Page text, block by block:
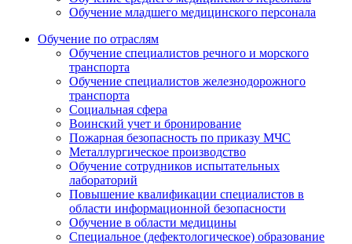
Обучение младшего медицинского персонала
Обучение по отраслям
Обучение специалистов речного и морского
транспорта
Обучение специалистов железнодорожного
транспорта
Социальная сфера
Воинский учет и бронирование
Пожарная безопасность по приказу МЧС
Металлургическое производство
Обучение сотрудников испытательных
лабораторий
Повышение квалификации специалистов в
области информационной безопасности
Обучение в области медицины
Специальное (дефектологическое) образование